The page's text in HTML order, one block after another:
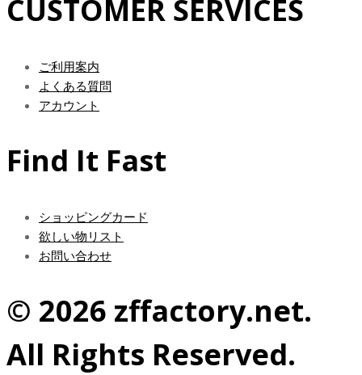
CUSTOMER SERVICES
ご利用案内
よくある質問
アカウント
Find It Fast
ショッピングカード
欲しい物リスト
お問い合わせ
© 2026 zffactory.net.
All Rights Reserved.